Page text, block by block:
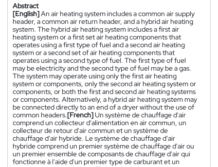
Abstract
[English]An air heating system includes a common air supply
header, a common air return header, and a hybrid air heating
system. The hybrid air heating system includes a first air
heating system or a first set air heating components that
operates using a first type of fuel and a second air heating
system or a second set of air heating components that
operates using a second type of fuel. The first type of fuel
may be electricity and the second type of fuel may be a gas.
The system may operate using only the first air heating
system or components, only the second air heating system or
components, or both the first and second air heating systems
or components. Alternatively, a hybrid air heating system may
be connected directly to an end of a dryer without the use of
common headers.[French]Un système de chauffage d'air
comprend un collecteur d'alimentation en air commun, un
collecteur de retour d'air commun et un système de
chauffage d'air hybride. Le système de chauffage d'air
hybride comprend un premier système de chauffage d'air ou
un premier ensemble de composants de chauffage d'air qui
fonctionne à l'aide d'un premier type de carburant et un